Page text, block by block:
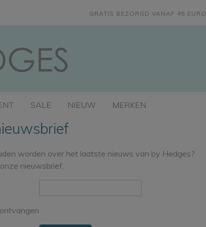
GRATIS BEZORGD VANAF 45 EURO
SALE NIEUW MERKEN
worden over het laatste nieuws van by Hedges?
nieuwsbrief.